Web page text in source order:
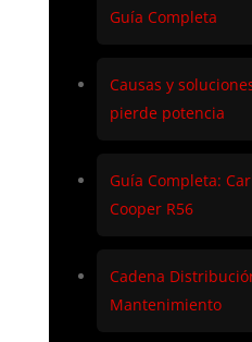
Guía Completa
Causas y
pierde potencia
Guía Completa:
Cooper R56
Cadena
Mantenimiento